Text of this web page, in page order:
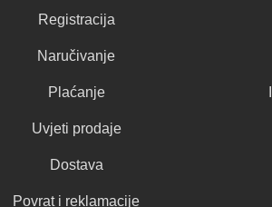
Registracija
Naručivanje
Plaćanje
Uvjeti prodaje
Dostava
Povrat i reklamacije